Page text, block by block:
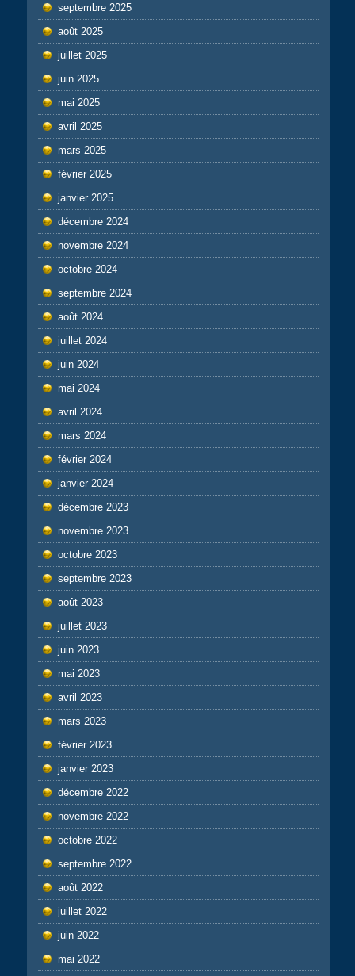
septembre 2025
août 2025
juillet 2025
juin 2025
mai 2025
avril 2025
mars 2025
février 2025
janvier 2025
décembre 2024
novembre 2024
octobre 2024
septembre 2024
août 2024
juillet 2024
juin 2024
mai 2024
avril 2024
mars 2024
février 2024
janvier 2024
décembre 2023
novembre 2023
octobre 2023
septembre 2023
août 2023
juillet 2023
juin 2023
mai 2023
avril 2023
mars 2023
février 2023
janvier 2023
décembre 2022
novembre 2022
octobre 2022
septembre 2022
août 2022
juillet 2022
juin 2022
mai 2022